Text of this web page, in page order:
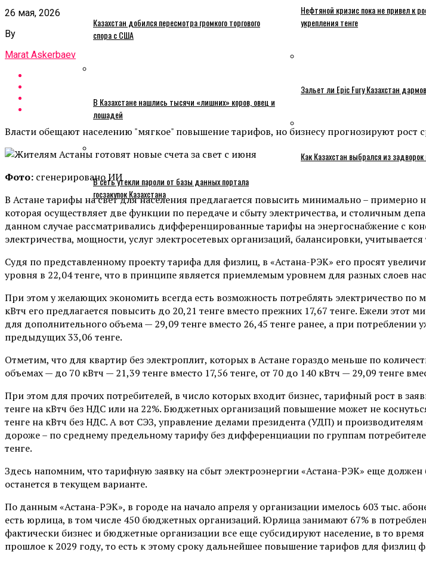
Казахстан добился пересмотра громкого торгового
спора с США
В Казахстане нашлись тысячи «лишних» коров, овец и
лошадей
В сеть утекли пароли от базы данных портала
госзакупок Казахстана
Нефтяной кризис пока не привел к
укрепления тенге
Зальет ли Epic Fury Казахстан
Как Казахстан выбрался из
26 мая, 2026
By
Marat Askerbaev
Власти обещают населению "мягкое" повышение тарифов, но бизнесу прогнозируют рост
Фото: сгенерировано ИИ
В Астане тарифы на свет для населения предлагается повысить минимально – примерно
которая осуществляет две функции по передаче и сбыту электричества, и столичным
данном случае рассматривались дифференцированные тарифы на энергоснабжение с
электричества, мощности, услуг электросетевых организаций, балансировки,
Судя по представленному проекту тарифа для физлиц, в «Астана-РЭК» его просят
уровня в 22,04 тенге, что в принципе является приемлемым уровнем для разных слоев
При этом у желающих экономить всегда есть возможность потреблять электричество
кВтч его предлагается повысить до 20,21 тенге вместо прежних 17,67 тенге. Ежели
для дополнительного объема — 29,09 тенге вместо 26,45 тенге ранее, а при
предыдущих 33,06 тенге.
Отметим, что для квартир без электроплит, которых в Астане гораздо меньше по
объемах — до 70 кВтч — 21,39 тенге вместо 17,56 тенге, от 70 до 140 кВтч — 29,09 тенге
При этом для прочих потребителей, в число которых входит бизнес, тарифный рост в
тенге на кВтч без НДС или на 22%. Бюджетных организаций повышение может не
тенге на кВтч без НДС. А вот СЭЗ, управление делами президента (УДП) и
дороже – по среднему предельному тарифу без дифференциации по группам
тенге.
Здесь напомним, что тарифную заявку на сбыт электроэнергии «Астана-РЭК» еще
останется в текущем варианте.
По данным «Астана-РЭК», в городе на начало апреля у организации имелось 603 тыс.
есть юрлица, в том числе 450 бюджетных организаций. Юрлица занимают 67% в
фактически бизнес и бюджетные организации все еще субсидируют население, в то
прошлое к 2029 году, то есть к этому сроку дальнейшее повышение тарифов для физлиц